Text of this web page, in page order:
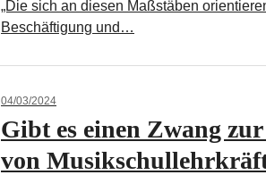
„Die sich an diesen Maßstäben
Beschäftigung und…
04/03/2024
Gibt es einen Zwang
von